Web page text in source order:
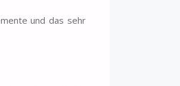
und das sehr